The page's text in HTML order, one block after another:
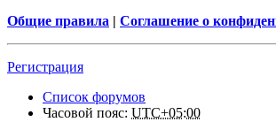
Общие правила | Соглашение о
Регистрация
Список форумов
Часовой пояс: UTC+05:00